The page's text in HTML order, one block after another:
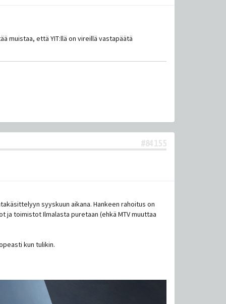
muistaa, että YIT:llä on vireillä vastapäätä
#84155
syyskuun aikana. Hankeen rahoitus on
ja toimistot Ilmalasta puretaan (ehkä MTV muuttaa
kun tulikin.